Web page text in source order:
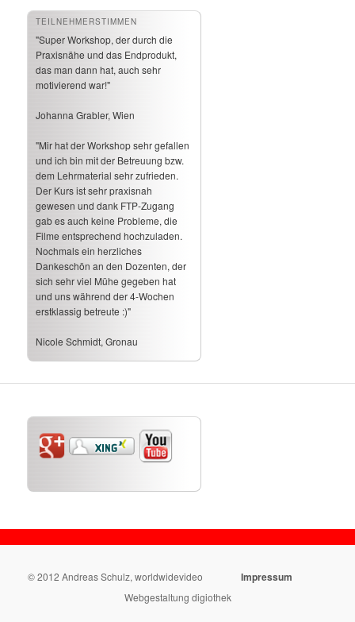
TEILNEHMERSTIMMEN
"Super Workshop, der durch die
Praxisnähe und das Endprodukt,
das man dann hat, auch sehr
motivierend war!"
Johanna Grabler, Wien
"Mir hat der Workshop sehr gefallen
und ich bin mit der Betreuung bzw.
dem Lehrmaterial sehr zufrieden.
Der Kurs ist sehr praxisnah
gewesen und dank FTP-Zugang
gab es auch keine Probleme, die
Filme entsprechend hochzuladen.
Nochmals ein herzliches
Dankeschön an den Dozenten, der
sich sehr viel Mühe gegeben hat
und uns während der 4-Wochen
erstklassig betreute :)"
Nicole Schmidt, Gronau
© 2012 Andreas Schulz, worldwidevideo Impressum
Webgestaltung digiothek